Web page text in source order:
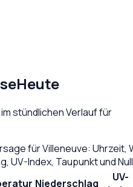
Heute
stündlichen Verlauf für
fürVilleneuve: Uhrzeit,
UV-Index, Taupunkt und
Niederschlag
UV-